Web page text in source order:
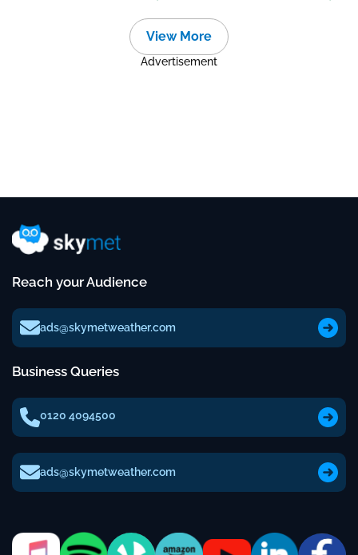
View More
Advertisement
Reach your Audience
ads@skymetweather.com
Business Queries
0120 4094500
ads@skymetweather.com